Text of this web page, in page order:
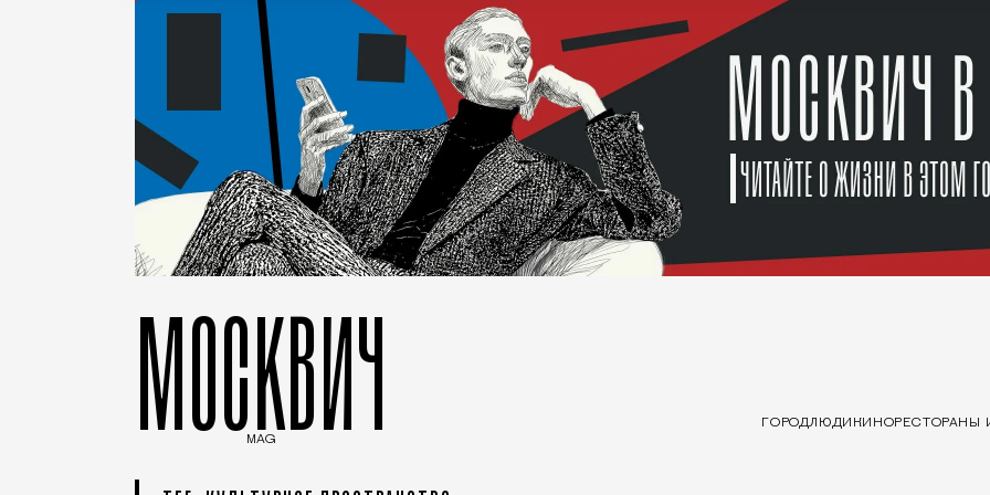
МОСКВИЧ
MAG
ГОРОДЛЮДИ КИНОРЕСТОРАНЫ